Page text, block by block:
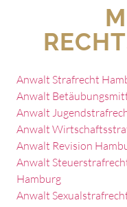
Anwalt Strafrecht
Anwalt
Anwalt
Anwalt
Anwalt Revision
Anwalt
Hamburg
Anwalt